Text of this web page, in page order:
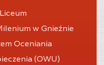
w Gnieźnie
Oceniania
(OWU)